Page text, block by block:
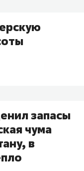
запасы
чума
в